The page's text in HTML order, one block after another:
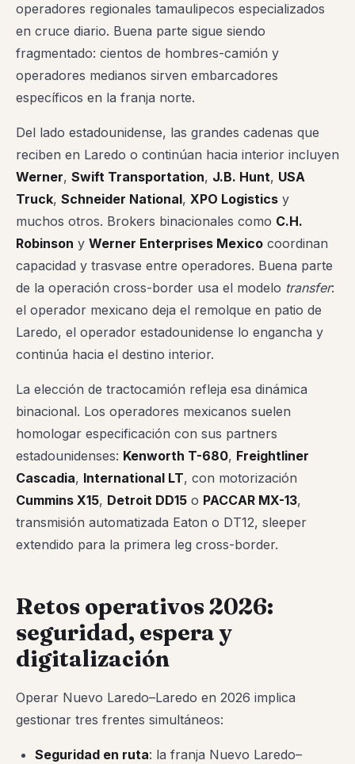
operadores regionales tamaulipecos especializados
en cruce diario. Buena parte sigue siendo
fragmentado: cientos de hombres-camión y
operadores medianos sirven embarcadores
específicos en la franja norte.
Del lado estadounidense, las grandes cadenas que
reciben en Laredo o continúan hacia interior incluyen
Werner, Swift Transportation, J.B. Hunt, USA
Truck, Schneider National, XPO Logistics y
muchos otros. Brokers binacionales como C.H.
Robinson y Werner Enterprises Mexico coordinan
capacidad y trasvase entre operadores. Buena parte
de la operación cross-border usa el modelo transfer:
el operador mexicano deja el remolque en patio de
Laredo, el operador estadounidense lo engancha y
continúa hacia el destino interior.
La elección de tractocamión refleja esa dinámica
binacional. Los operadores mexicanos suelen
homologar especificación con sus partners
estadounidenses: Kenworth T-680, Freightliner
Cascadia, International LT, con motorización
Cummins X15, Detroit DD15 o PACCAR MX-13,
transmisión automatizada Eaton o DT12, sleeper
extendido para la primera leg cross-border.
Retos operativos 2026:
seguridad, espera y
digitalización
Operar Nuevo Laredo–Laredo en 2026 implica
gestionar tres frentes simultáneos:
Seguridad en ruta: la franja Nuevo Laredo–